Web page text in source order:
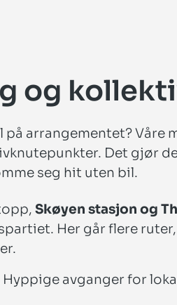
og
arrangementet? Våre
Det gjør
seg hit uten bil.
Skøyen stasjon og
Her går flere
avganger for